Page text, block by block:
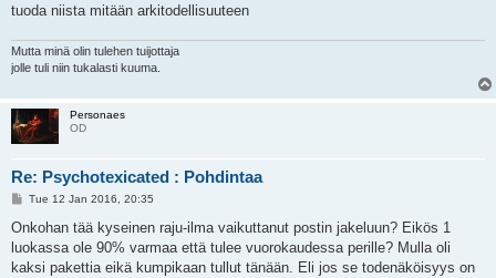
tuoda niista mitään arkitodellisuuteen
Mutta minä olin tulehen tuijottaja
jolle tuli niin tukalasti kuuma.
Personaes
OD
Re: Psychotexicated : Pohdintaa
P
s
Tue 12 Jan 2016, 20:35
Onkohan tää kyseinen raju-ilma vaikuttanut postin jakeluun? Eikös 1
luokassa ole 90% varmaa että tulee vuorokaudessa perille? Mulla oli
kaksi pakettia eikä kumpikaan tullut tänään. Eli jos se todenäköisyys on